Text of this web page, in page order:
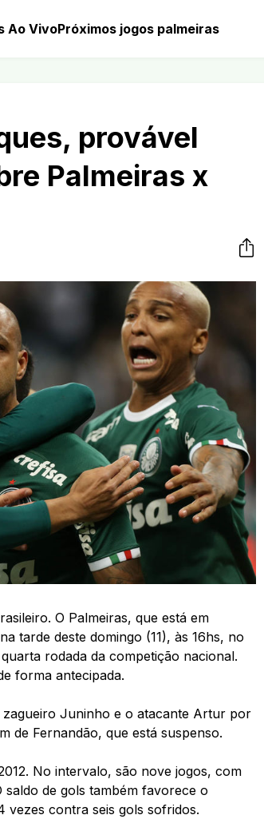
Ao VivoPróximos jogos palmeiras
provável
Palmeiras x
O Palmeiras, que está em
tarde deste domingo (11), às 16hs, no
rodada da competição nacional.
forma antecipada.
Juninho e o atacante Artur por
de Fernandão, que está suspenso.
No intervalo, são nove jogos, com
de gols também favorece o
vezes contra seis gols sofridos.